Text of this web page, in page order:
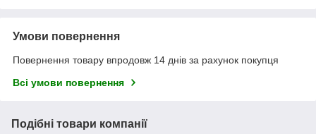
Умови повернення
Повернення товару впродовж 14 днів за рахунок покупця
Всі умови повернення
Подібні товари компанії